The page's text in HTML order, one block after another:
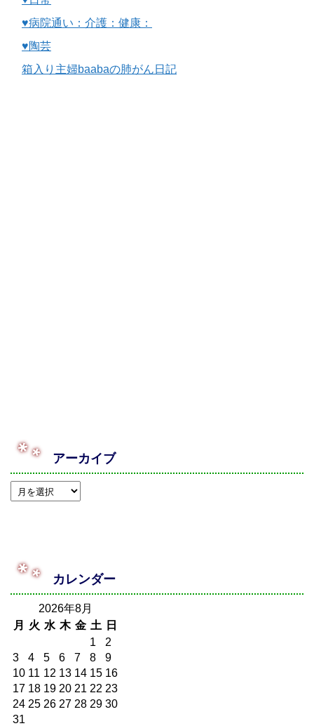
♥病院通い：介護：健康：
♥陶芸
箱入り主婦baabaの肺がん日記
アーカイブ
カレンダー
2026年8月
月
火 水 木 金 土
日
1
2
3
4 5 6 7 8
9
10 11 12 13 14 15 16
17 18 19 20 21 22 23
24 25 26 27 28 29 30
31